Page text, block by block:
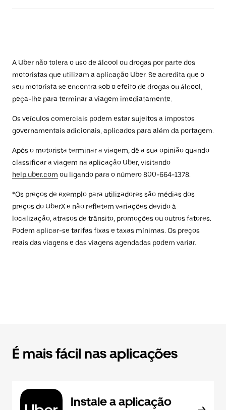
A Uber não tolera o uso de álcool ou drogas por parte dos
motoristas que utilizam a aplicação Uber. Se acredita que o
seu motorista se encontra sob o efeito de drogas ou álcool,
peça-lhe para terminar a viagem imediatamente.
Os veículos comerciais podem estar sujeitos a impostos
governamentais adicionais, aplicados para além da portagem.
Após o motorista terminar a viagem, dê a sua opinião quando
classificar a viagem na aplicação Uber, visitando
help.uber.com ou ligando para o número 800-664-1378.
*Os preços de exemplo para utilizadores são médias dos
preços do UberX e não refletem variações devido à
localização, atrasos de trânsito, promoções ou outros fatores.
Podem aplicar-se tarifas fixas e taxas mínimas. Os preços
reais das viagens e das viagens agendadas podem variar.
É mais fácil nas aplicações
Instale a aplicação